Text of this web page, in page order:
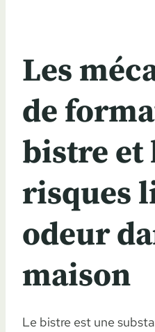
Les
de
bistre et
risques
odeur
maison
Le bistre est une